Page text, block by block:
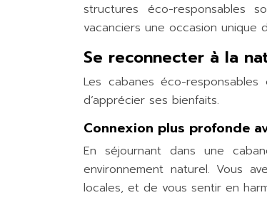
structures éco-responsables
vacanciers une occasion
Se reconnecter à la
Les cabanes éco-
d’apprécier ses bienfaits.
Connexion plus profonde
En séjournant dans une
environnement naturel. Vous
locales, et de vous sentir en